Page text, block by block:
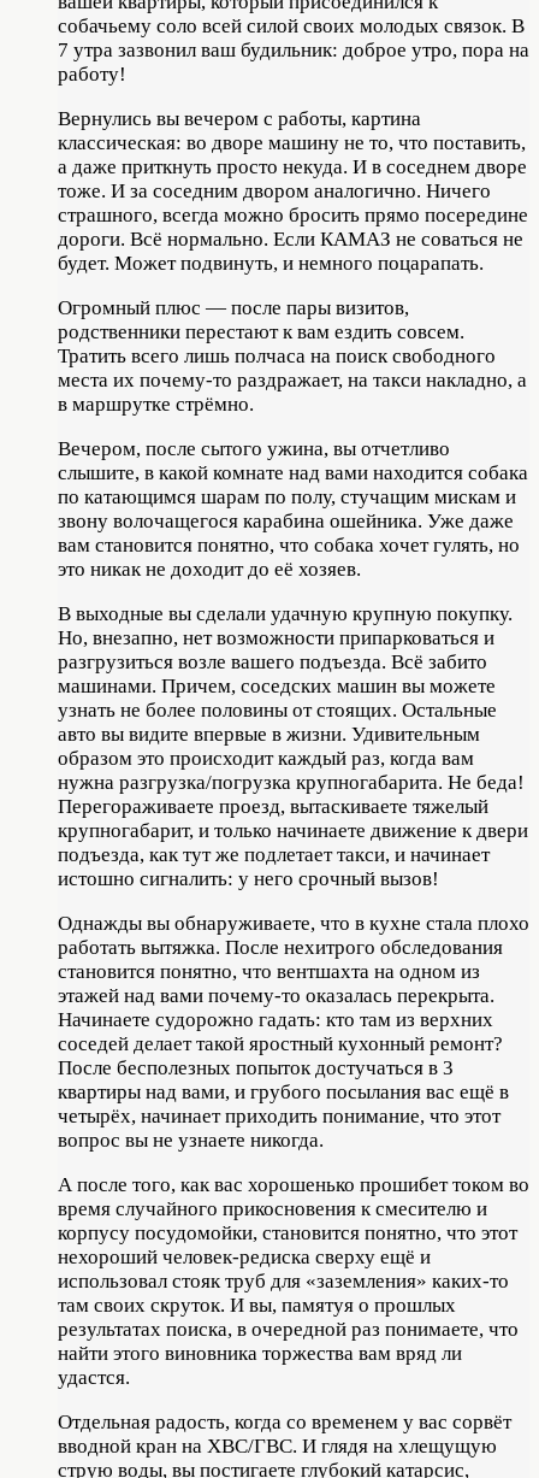
собачьему соло всей силой своих молодых связок. В
7 утра зазвонил ваш будильник: доброе утро, пора на
работу!
Вернулись вы вечером с работы, картина
классическая: во дворе машину не то, что поставить,
а даже приткнуть просто некуда. И в соседнем дворе
тоже. И за соседним двором аналогично. Ничего
страшного, всегда можно бросить прямо посередине
дороги. Всё нормально. Если КАМАЗ не соваться не
будет. Может подвинуть, и немного поцарапать.
Огромный плюс — после пары визитов,
родственники перестают к вам ездить совсем.
Тратить всего лишь полчаса на поиск свободного
места их почему-то раздражает, на такси накладно, а
в маршрутке стрёмно.
Вечером, после сытого ужина, вы отчетливо
слышите, в какой комнате над вами находится собака
по катающимся шарам по полу, стучащим мискам и
звону волочащегося карабина ошейника. Уже даже
вам становится понятно, что собака хочет гулять, но
это никак не доходит до её хозяев.
В выходные вы сделали удачную крупную покупку.
Но, внезапно, нет возможности припарковаться и
разгрузиться возле вашего подъезда. Всё забито
машинами. Причем, соседских машин вы можете
узнать не более половины от стоящих. Остальные
авто вы видите впервые в жизни. Удивительным
образом это происходит каждый раз, когда вам
нужна разгрузка/погрузка крупногабарита. Не беда!
Перегораживаете проезд, вытаскиваете тяжелый
крупногабарит, и только начинаете движение к двери
подъезда, как тут же подлетает такси, и начинает
истошно сигналить: у него срочный вызов!
Однажды вы обнаруживаете, что в кухне стала плохо
работать вытяжка. После нехитрого обследования
становится понятно, что вентшахта на одном из
этажей над вами почему-то оказалась перекрыта.
Начинаете судорожно гадать: кто там из верхних
соседей делает такой яростный кухонный ремонт?
После бесполезных попыток достучаться в 3
квартиры над вами, и грубого посылания вас ещё в
четырёх, начинает приходить понимание, что этот
вопрос вы не узнаете никогда.
А после того, как вас хорошенько прошибет током во
время случайного прикосновения к смесителю и
корпусу посудомойки, становится понятно, что этот
нехороший человек-редиска сверху ещё и
использовал стояк труб для «заземления» каких-то
там своих скруток. И вы, памятуя о прошлых
результатах поиска, в очередной раз понимаете, что
найти этого виновника торжества вам вряд ли
удастся.
Отдельная радость, когда со временем у вас сорвёт
вводной кран на ХВС/ГВС. И глядя на хлещущую
струю воды, вы постигаете глубокий катарсис,